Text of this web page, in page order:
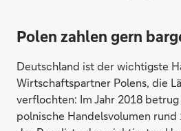
Polen zahlen gern
Deutschland ist der wichtigste
Wirtschaftspartner Polens, die
verflochten: Im Jahr 2018
polnische Handelsvolumen rund